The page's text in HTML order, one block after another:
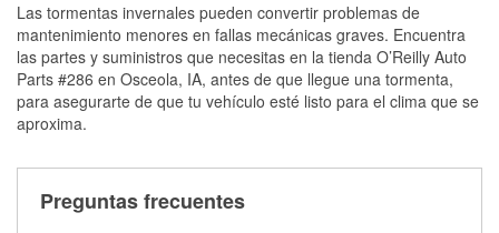
Las tormentas invernales pueden convertir problemas de
mantenimiento menores en fallas mecánicas graves. Encuentra
las partes y suministros que necesitas en la tienda O’Reilly Auto
Parts #286 en Osceola, IA, antes de que llegue una tormenta,
para asegurarte de que tu vehículo esté listo para el clima que se
aproxima.
Preguntas frecuentes